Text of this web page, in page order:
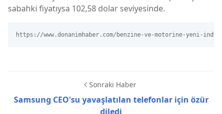
sabahki fiyatıysa 102,58 dolar seviyesinde.
https://www.donanimhaber.com/benzine-ve-motorine-yeni-
Sonraki Haber
Samsung CEO'su yavaşlatılan telefonlar için özür
diledi